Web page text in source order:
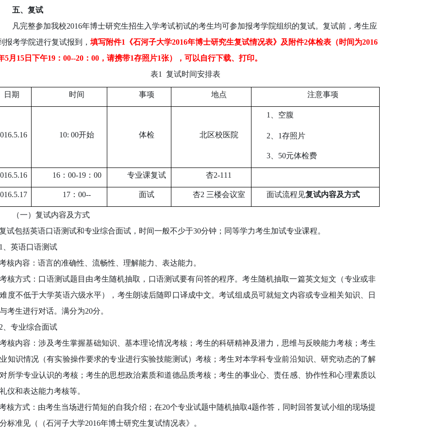
五、 复试
凡完整参加我校2016年博士研究生招生入学考试初试的考生均可参加报考学院组织的复试。复试前，考生应
报考学院进行复试报到， 填写附件1《石河子大学2016年博士研究生复试情况表》及附件2体检表（时间为2016
5月15日下午19：00--20：00，请携带1存照片1张），可以自行下载、打印。
表1 复试时间安排表
日期 时间 事项 地点 注意事项
10: 00开始 体检 北区校医院
1、 空腹
2、 1存照片
3、50元体检费
16：00-19：00 专业课复试 杏2-111
17：00-- 面试 杏2 三楼会议室 面试流程见复试内容及方式
（一）复试内容及方式
试包括英语口语测试和专业综合面试，时间一般不少于30分钟；同等学力考生加试专业课程。
英语口语测试
核内容：语言的准确性、流畅性、理解能力、表达能力。
核方式：口语测试题目由考生随机抽取，口语测试要有问答的程序。考生随机抽取一篇英文短文（专业或非
度不低于大学英语六级水平），考生朗读后随即口译成中文。考试组成员可就短文内容或专业相关知识、日
考生进行对话。满分为20分。
专业综合面试
核内容：涉及考生掌握基础知识、基本理论情况考核；考生的科研精神及潜力，思维与反映能力考核；考生
知识情况（有实验操作要求的专业进行实验技能测试）考核；考生对本学科专业前沿知识、研究动态的了解
所学专业认识的考核；考生的思想政治素质和道德品质考核；考生的事业心、责任感、协作性和心理素质以
仪和表达能力考核等。
核方式：由考生当场进行简短的自我介绍；在20个专业试题中随机抽取4题作答，同时回答复试小组的现场提
标准见（（石河子大学2016年博士研究生复试情况表》。